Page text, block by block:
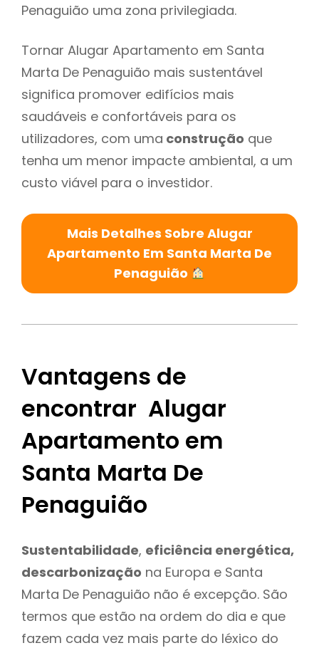
Penaguião uma zona privilegiada.
Tornar Alugar Apartamento em Santa
Marta De Penaguião mais sustentável
significa promover edifícios mais
saudáveis e confortáveis para os
utilizadores, com uma construção que
tenha um menor impacte ambiental, a um
custo viável para o investidor.
Mais Detalhes Sobre Alugar
Apartamento Em Santa Marta De
Penaguião
Vantagens de
encontrar Alugar
Apartamento em
Santa Marta De
Penaguião
Sustentabilidade, eficiência energética,
descarbonização na Europa e Santa
Marta De Penaguião não é excepção. São
termos que estão na ordem do dia e que
fazem cada vez mais parte do léxico do